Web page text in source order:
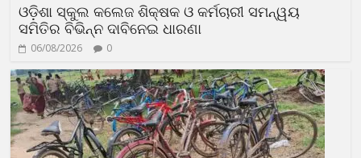
ଓଡ଼ିଶା ସ୍କୁଲ କଲେଜ ଶିକ୍ଷକ ଓ କର୍ମଚାରୀ ସମନ୍ୱୟ
ସମିତିର ବିଭିନ୍ନ ଦାବିନେଇ ଧାରଣା
06/08/2026 0